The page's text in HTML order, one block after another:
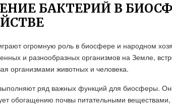
БАКТЕРИЙ В
огромную роль в биосфере и народном
и разнообразных организмов на Земле,
организмами животных и человека.
ряд важных функций для биосферы.
обогащению почвы питательными